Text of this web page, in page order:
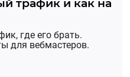
трафик и как на
где его брать.
для вебмастеров.